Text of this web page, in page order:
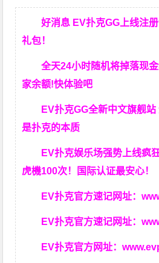
好消息 EV扑克GG上线注
礼包！
全天24小时随机将掉落现
家余额!快体验吧
EV扑克GG全新中文旗舰站
是扑克的本质
EV扑克娱乐场强势上线疯
虎機100次！国际认证最安心！
EV扑克官方速记网址：
EV扑克官方速记网址：
EV扑克官方网址：